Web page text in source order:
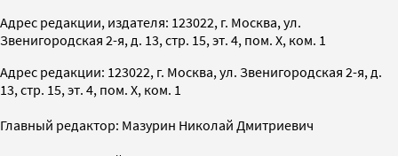
Адрес редакции, издателя: 123022, г. Москва, ул.
Звенигородская 2-я, д. 13, стр. 15, эт. 4, пом. X, ком. 1
Адрес редакции: 123022, г. Москва, ул. Звенигородская 2-я, д.
13, стр. 15, эт. 4, пом. X, ком. 1
Главный редактор: Мазурин Николай Дмитриевич